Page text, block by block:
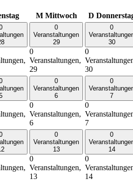
M Mittwoch D
0
Veranstaltungen
29
0
Veranstaltungen,
29
0
30
0
30
0
Veranstaltungen
6
0
Veranstaltungen,
6
0
7
0
7
0
Veranstaltungen
13
0
Veranstaltungen,
13
0
14
0
14